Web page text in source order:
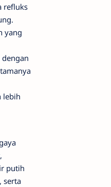
refluks
yang
lebih
putih
serta